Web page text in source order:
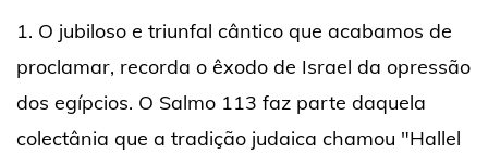
1. O jubiloso e triunfal cântico que acabamos de
proclamar, recorda o êxodo de Israel da opressão
dos egípcios. O Salmo 113 faz parte daquela
colectânia que a tradição judaica chamou "Hallel